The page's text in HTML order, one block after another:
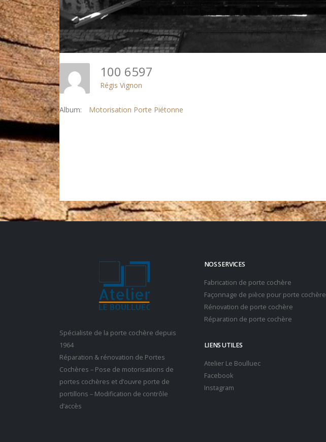
100 6597
Régis Vignon
Album: Motorisation Porte Piétonne
Spécialiste de la porte cochère depuis
1964
Réparation & rénovation de Portes
Cochères – Pose de motorisations de
portes cochères et d’ouvre porte de
portillons – Modification de contrôle
d’accès
NOS SERVICES
Fabrication de porte cochère
Façonnage de pièce pour porte cochère
Rénovation de porte cochère
Réparation de porte cochère
LIENS UTILES
Atelier Le Boulluec
Facebook
Instagram